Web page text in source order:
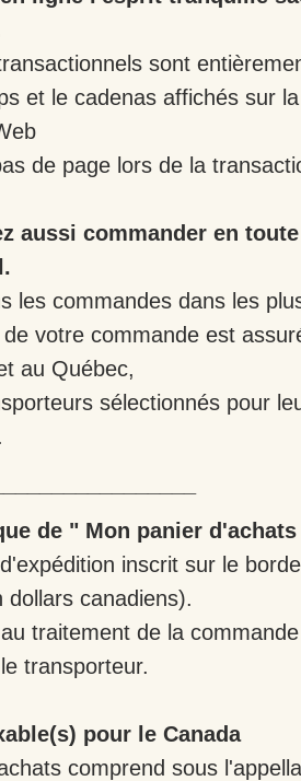
sont
et le cadenas affichés sur
de page lors de la
aussi commander en
les commandes dans les
votre commande est
au Québec,
sélectionnés pour
de " Mon panier
inscrit sur le
dollars canadiens).
traitement de la
transporteur.
pour le Canada
comprend sous